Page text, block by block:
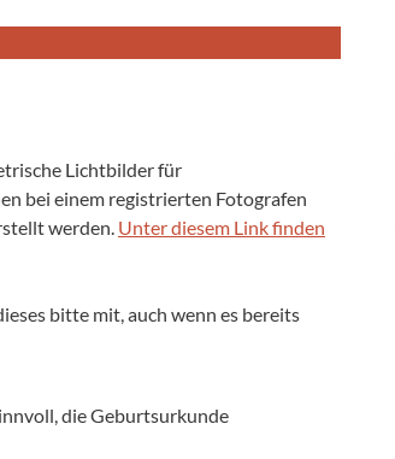
Lichtbilder für
bei einem registrierten Fotografen
werden. Unter diesem Link finden
bitte mit, auch wenn es bereits
die Geburtsurkunde